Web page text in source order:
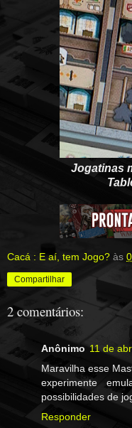
Jogatinas
Cacá : E aí, tem Jogo? às
Compartilhar
2 comentários:
Anônimo 11 de
Maravilha esse
experimente
possibilidades de
Responder